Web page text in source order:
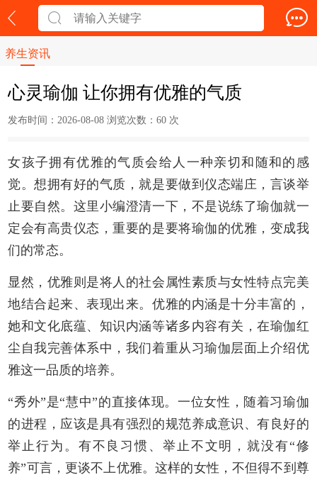
养生资讯
心灵瑜伽 让你拥有优雅的气质
发布时间：2026-08-08 浏览次数：60 次
女孩子拥有优雅的气质会给人一种亲切和随和的感
觉。想拥有好的气质，就是要做到仪态端庄，言谈举
止要自然。这里小编澄清一下，不是说练了瑜伽就一
定会有高贵仪态，重要的是要将瑜伽的优雅，变成我
们的常态。
显然，优雅则是将人的社会属性素质与女性特点完美
地结合起来、表现出来。优雅的内涵是十分丰富的，
她和文化底蕴、知识内涵等诸多内容有关，在瑜伽红
尘自我完善体系中，我们着重从习瑜伽层面上介绍优
雅这一品质的培养。
“秀外”是“慧中”的直接体现。一位女性，随着习瑜伽
的进程，应该是具有强烈的规范养成意识、有良好的
举止行为。有不良习惯、举止不文明，就没有“修
养”可言，更谈不上优雅。这样的女性，不但得不到尊